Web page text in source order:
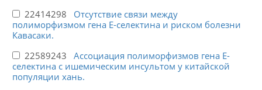
22414298 Отсутствие связи между
полиморфизмом гена Е-селектина и риском болезни
Кавасаки.
22589243 Ассоциация полиморфизмов гена Е-
селектина с ишемическим инсультом у китайской
популяции хань.